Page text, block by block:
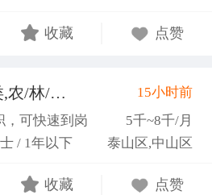
的自我定位，能够很好地吸纳
强的执行力、高度敬业精神、
协作精神。
收藏 点赞
普通教师类,农/林/牧/渔业 (张卓璐)15小时前
，可快速到岗
5千~8千/月
/ 1年以下
泰山区,中山区
收藏 点赞